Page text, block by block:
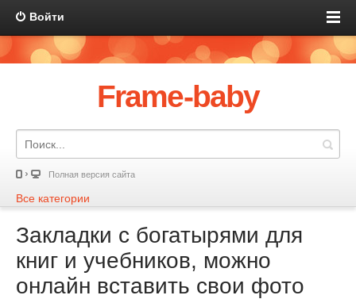
Войти
Frame-baby
Полная версия сайта
Все категории
Закладки с богатырями для
книг и учебников, можно
онлайн вставить свои фото